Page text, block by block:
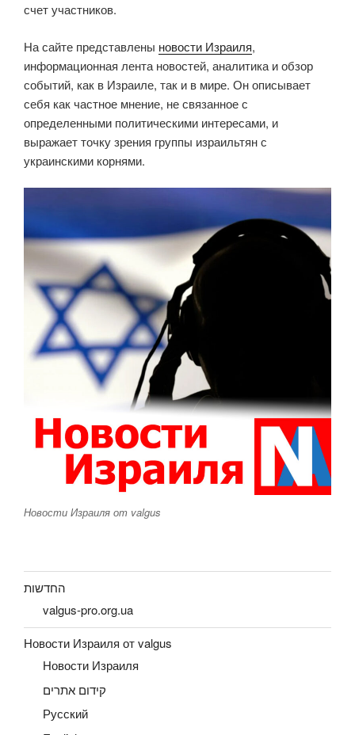
счет участников.
На сайте представлены новости Израиля,
информационная лента новостей, аналитика и обзор
событий, как в Израиле, так и в мире. Он описывает
себя как частное мнение, не связанное с
определенными политическими интересами, и
выражает точку зрения группы израильтян с
украинскими корнями.
Новости Израиля от valgus
החדשות
valgus-pro.org.ua
Новости Израиля от valgus
Новости Израиля
קידום אתרים
Русский